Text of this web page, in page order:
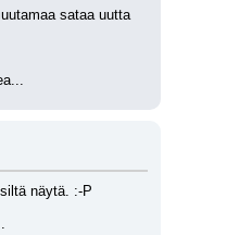
sataa uutta
näytä. :-P